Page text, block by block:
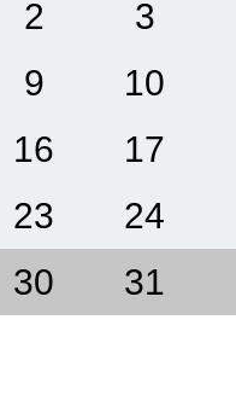
2 3
9 10
16 17
23 24
30 31